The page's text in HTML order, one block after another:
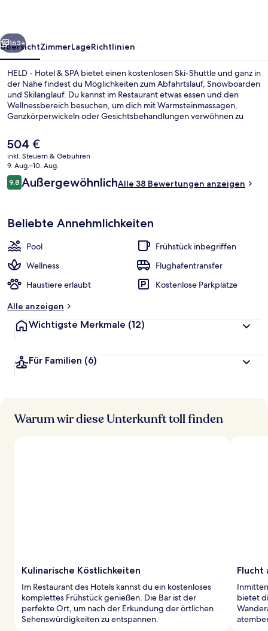
Weiter
163+
ÜbersichtZimmerLageRichtlinien
HELD - Hotel & SPA bietet einen kostenlosen Ski-Shuttle und ganz in
der Nähe findest du Möglichkeiten zum Abfahrtslauf, Snowboarden
und Skilanglauf. Du kannst im Restaurant etwas essen und den
Wellnessbereich besuchen, um dich mit Warmsteinmassagen,
Ganzkörperwickeln oder Gesichtsbehandlungen verwöhnen zu
Außenpools, eine Loungebar und ein Fitnesscenter. Ebenfalls
vorhanden sind Skipässe und ein Skiraum.
Der
aktuelle
Preis
beträgt
504 €.
504 €
inkl. Steuern & Gebühren
9. Aug.–10. Aug.
Bewertungen
9,89,8 von 10.
AußergewöhnlichAlle 38 Bewertungen anzeigen
Beliebte Annehmlichkeiten
Pool
Frühstück inbegriffen
Wellness
Flughafentransfer
Haustiere erlaubt
Kostenlose Parkplätze
Alle anzeigen
Wichtigste Merkmale (12)
Für Familien (6)
Warum wir diese Unterkunft toll finden
Kulinarische Köstlichkeiten
Im Restaurant des Hotels kannst du ein kostenloses
komplettes Frühstück genießen. Die Bar ist der
perfekte Ort, um nach der Erkundung der örtlichen
Sehenswürdigkeiten zu entspannen.
Flucht
bietet